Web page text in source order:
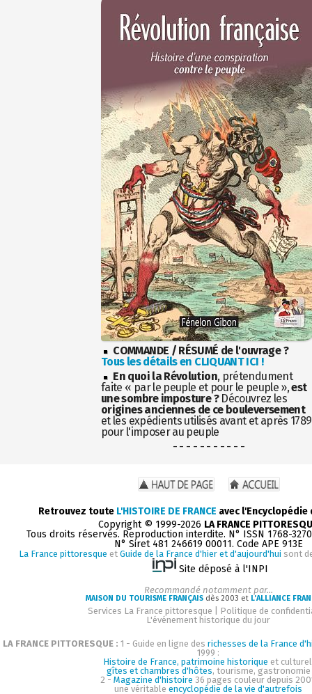
COMMANDE / RÉSUMÉ de l'ouvrage ?
Tous les détails en CLIQUANT ICI !
En quoi la Révolution, prétendument
faite « par le peuple et pour le peuple »,est
une sombre imposture ?Découvrez les
origines anciennes de ce bouleversement
et les expédients utilisés avant et après 1789
pour l'imposer au peuple
- - - - - - - - - - -
Retrouvez toute L'HISTOIRE DE FRANCE avec
Copyright © 1999-2026 LA FRANCE
Tous droits réservés. Reproduction interdite. N° ISSN 1768-
N° Siret 481 246619 00011. Code APE 913E
La France pittoresque et Guide de la France d'hier et d'aujourd'hui sont
Site déposé à l'INPI
Recommandé notamment par...
MAISON DU TOURISME FRANÇAIS dès 2003 et L'ALLIANCE
Services La France pittoresque
Politique de
L'événement historique du jour
LA FRANCE PITTORESQUE : 1 - Guide en ligne des richesses de la France
1999 :
Histoire de France, patrimoine historique et
gîtes et chambres d'hôtes, tourisme, gastronomie
2 - Magazine d'histoire 36 pages couleur depuis
une véritableencyclopédie de la vie d'autrefois